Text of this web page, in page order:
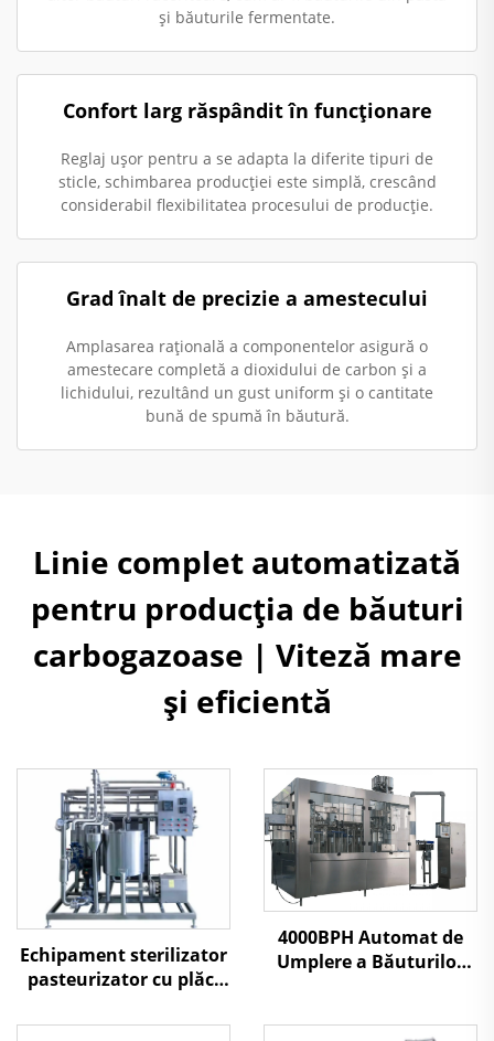
și băuturile fermentate.
Confort larg răspândit în funcționare
Reglaj ușor pentru a se adapta la diferite tipuri de
sticle, schimbarea producției este simplă, crescând
considerabil flexibilitatea procesului de producție.
Grad înalt de precizie a amestecului
Amplasarea rațională a componentelor asigură o
amestecare completă a dioxidului de carbon și a
lichidului, rezultând un gust uniform și o cantitate
bună de spumă în băutură.
Linie complet automatizată
pentru producția de băuturi
carbogazoase | Viteză mare
și eficientă
Echipament sterilizator
pasteurizator cu plăci
răcoritoare
4000BPH Automat de
Umplere a Băuturilor